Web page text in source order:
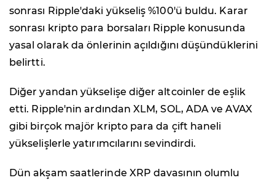
sonrası Ripple'daki yükseliş %100'ü buldu. Karar
sonrası kripto para borsaları Ripple konusunda
yasal olarak da önlerinin açıldığını düşündüklerini
belirtti.
Diğer yandan yükselişe diğer altcoinler de eşlik
etti. Ripple'nin ardından XLM, SOL, ADA ve AVAX
gibi birçok majör kripto para da çift haneli
yükselişlerle yatırımcılarını sevindirdi.
Dün akşam saatlerinde XRP davasının olumlu